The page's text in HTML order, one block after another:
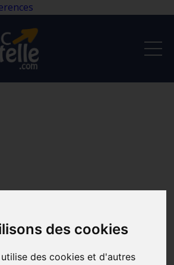
des cookies
des cookies et d'autres